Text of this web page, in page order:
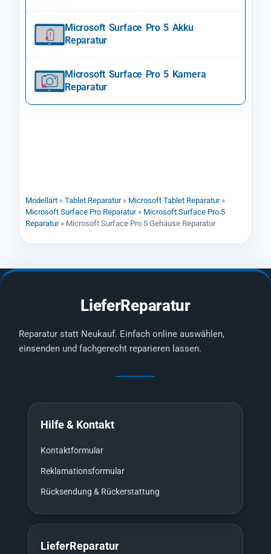
Microsoft Surface Pro 5 Akku
Reparatur
Microsoft Surface Pro 5 Kamera
Reparatur
Modellart » Tablet Reparatur» Microsoft Tablet Reparatur»
Microsoft Surface Pro Reparatur» Microsoft Surface Pro 5
Reparatur» Microsoft Surface Pro 5 Gehäuse Reparatur
LieferReparatur
Reparatur statt Neukauf. Einfach online auswählen,
einsenden und fachgerecht reparieren lassen.
Hilfe & Kontakt
Kontaktformular
Reklamationsformular
Rücksendung & Rückerstattung
LieferReparatur